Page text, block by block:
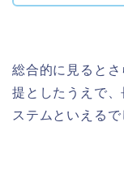
総合的に見ると
提としたうえで
ステムといえるで